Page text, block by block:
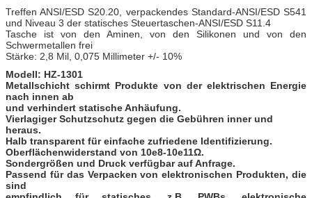
Treffen ANSI/ESD S20.20, verpackendes Standard-ANSI/ESD S541
und Niveau 3 der statisches Steuertaschen-ANSI/ESD S11.4
Tasche ist von den Aminen, von den Silikonen und von den
Schwermetallen frei
Stärke: 2,8 Mil, 0,075 Millimeter +/- 10%
Modell: HZ-1301
Metallschicht schirmt Produkte von der elektrischen Energie
nach innen ab
und verhindert statische Anhäufung.
Vierlagiger Schutzschutz gegen die Gebühren inner und
heraus.
Halb transparent für einfache zufriedene Identifizierung.
Oberflächenwiderstand von 10e8-10e11Ω.
Sondergrößen und Druck verfügbar auf Anfrage.
Passend für das Verpacken von elektronischen Produkten, die
sind